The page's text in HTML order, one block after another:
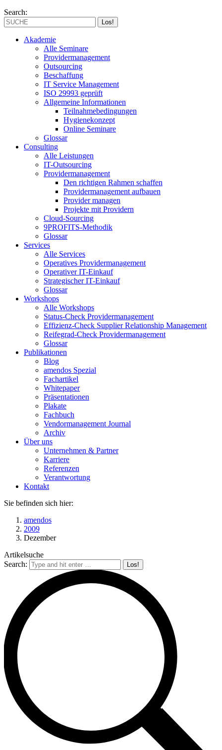
Search:
Akademie
Alle Seminare
Providermanagement
Outsourcing
Beschaffung
IT Service Management
ISO 29993 geprüft
Allgemeine Informationen
Teilnahmebedingungen
Hygienekonzept
Online Seminare
Glossar
Consulting
Alle Leistungen
IT-Outsourcing
Providermanagement
Den richtigen Rahmen schaffen
Providermanagement aufbauen
Provider managen
Projekte mit Providern
Cloud-Sourcing
9PROFITS-Methodik
Glossar
Services
Alle Services
Operatives Providermanagement
Operativer IT-Einkauf
Strategischer IT-Einkauf
Glossar
Workshops
Alle Workshops
Status-Check Providermanagement
Effizienz-Check Supplier Relationship Management
Reifegrad-Check Providermanagement
Glossar
Publikationen
Blog
amendos Spezial
Fachartikel
Whitepaper
Präsentationen
Plakate
Fachbuch
Vendormanagement Journal
Archiv
Über uns
Unternehmen & Partner
Karriere
Referenzen
Verantwortung
Kontakt
Sie befinden sich hier:
amendos
2009
Dezember
Artikelsuche
Search: